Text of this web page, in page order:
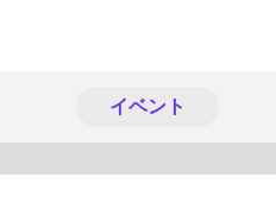
イベント